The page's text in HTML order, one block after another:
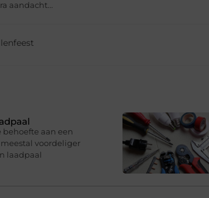
aandacht...
aan een
voordeliger
laadpaal